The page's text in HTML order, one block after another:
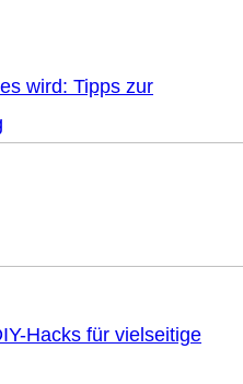
wird: Tipps zur
Hacks für vielseitige